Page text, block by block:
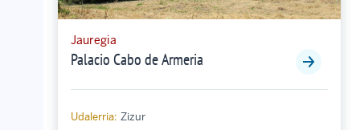
Jauregia
Palacio Cabo de Armeria
Udalerria: Zizur